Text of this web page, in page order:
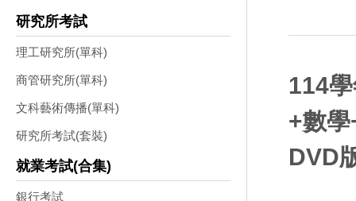
研究所考試
理工研究所(單科)
商管研究所(單科)
文科藝術傳播(單科)
研究所考試(套裝)
就業考試(合集)
銀行考試
114
+數
DVD